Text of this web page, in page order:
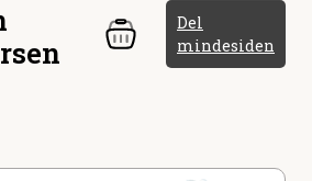
Del
mindesiden